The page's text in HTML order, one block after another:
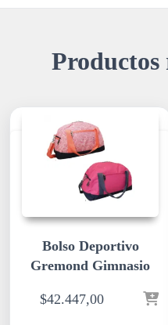
Productos
Bolso Deportivo
Gremond Gimnasio
$42.447,00